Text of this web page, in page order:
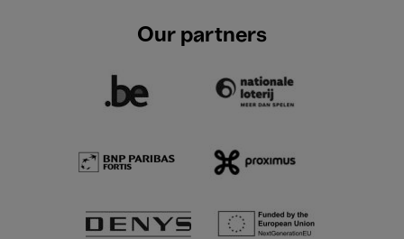
Our partners